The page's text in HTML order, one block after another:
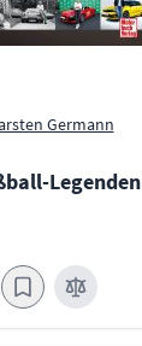
Germann
Legenden